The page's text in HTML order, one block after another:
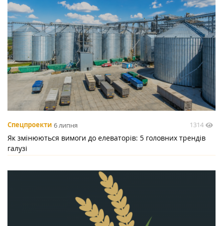
Спецпроекти 6 липня 1314
Як змінюються вимоги до елеваторів: 5 головних трендів
галузі